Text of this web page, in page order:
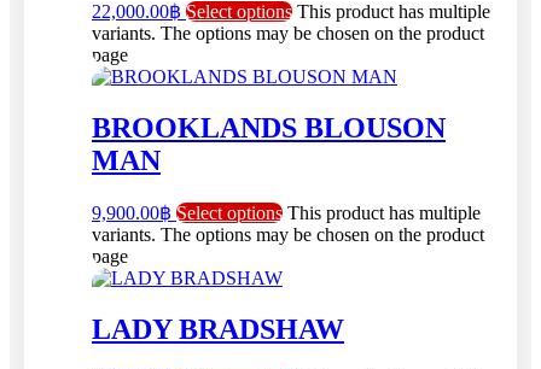
22,000.00฿ Select options This product has multiple
variants. The options may be chosen on the product
page
BROOKLANDS BLOUSON
MAN
9,900.00฿ Select options This product has multiple
variants. The options may be chosen on the product
page
LADY BRADSHAW